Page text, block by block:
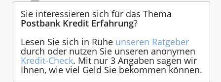
Sie interessieren sich für das Thema
Postbank Kredit Erfahrung?
Lesen Sie sich in Ruhe unseren Ratgeber
durch oder nutzen Sie unseren anonymen
Kredit-Check. Mit nur 3 Angaben sagen wir
Ihnen, wie viel Geld Sie bekommen können.